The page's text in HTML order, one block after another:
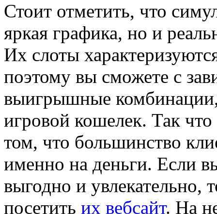
Стоит отметить, что
яркая графика, но и
Их слоты
поэтому вы сможете с
выигрышные
игровой кошелек. Так
том, что большинство
именно на деньги. Если
выгодно и увлекательно,
посетить их вебсайт. На